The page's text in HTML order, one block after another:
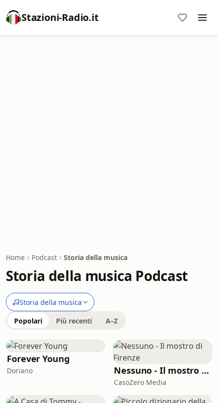
Stazioni-Radio.it
Home Podcast Storia della musica
Storia della musica Podcast
Storia della musica
Popolari Più recenti A–Z
Forever Young
Doriano Nessuno - Il mostro di Firenze
CasoZero Media